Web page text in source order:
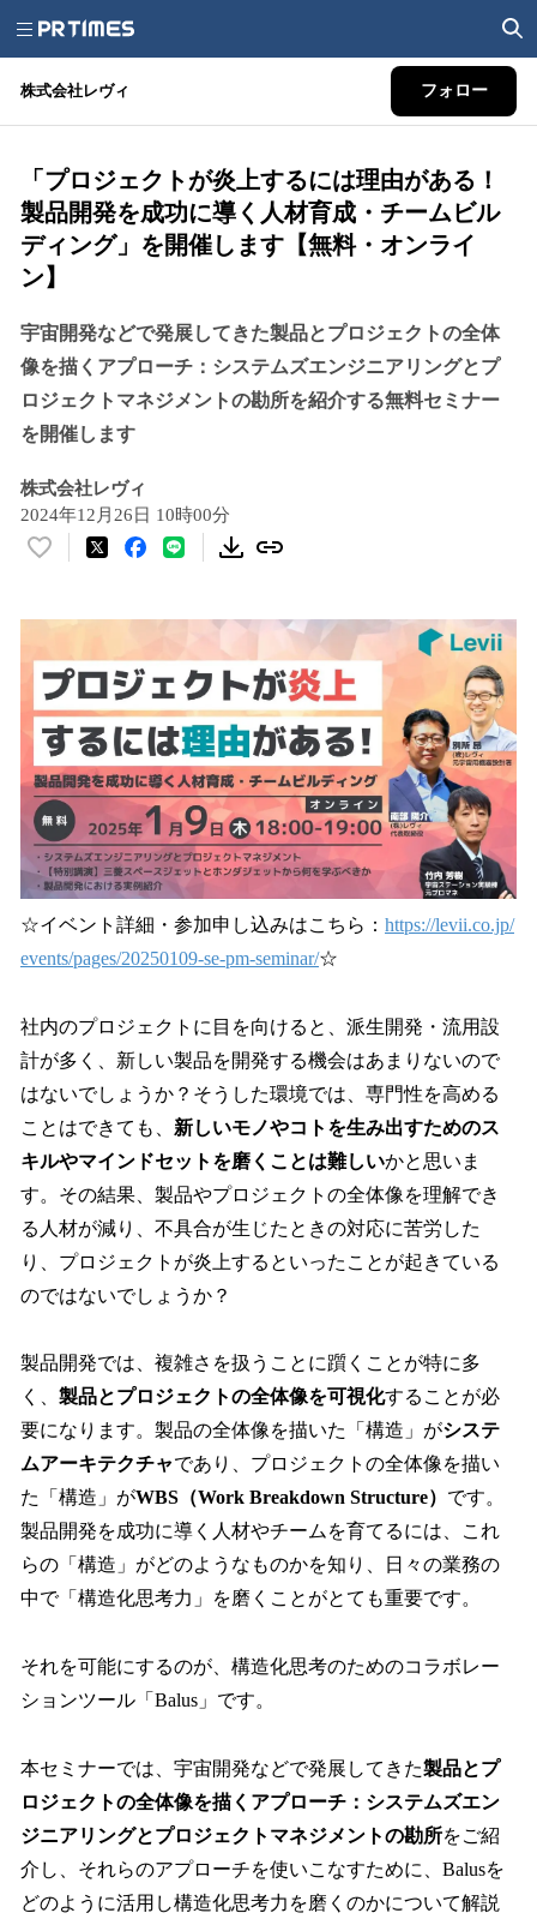
株式会社レヴィ フォロー
「プロジェクトが炎上するには理由がある！
製品開発を成功に導く人材育成・チームビル
ディング」を開催します【無料・オンライ
ン】
宇宙開発などで発展してきた製品とプロジェクトの全体
像を描くアプローチ：システムズエンジニアリングとプ
ロジェクトマネジメントの勘所を紹介する無料セミナー
を開催します
株式会社レヴィ
2024年12月26日 10時00分
い
数
を
読
み
込
み
中
で
す
☆イベント詳細・参加申し込みはこちら： https://levii.co.jp/
events/pages/20250109-se-pm-seminar/☆
社内のプロジェクトに目を向けると、派生開発・流用設
計が多く、新しい製品を開発する機会はあまりないので
はないでしょうか？そうした環境では、専門性を高める
ことはできても、 新しいモノやコトを生み出すためのス
キルやマインドセットを磨くことは難しいかと思いま
す。その結果、製品やプロジェクトの全体像を理解でき
る人材が減り、不具合が生じたときの対応に苦労した
り、プロジェクトが炎上するといったことが起きている
のではないでしょうか？
製品開発では、複雑さを扱うことに躓くことが特に多
く、 製品とプロジェクトの全体像を可視化することが必
要になります。製品の全体像を描いた「構造」がシステ
ムアーキテクチャであり、プロジェクトの全体像を描い
た「構造」がWBS（Work Breakdown Structure） です。
製品開発を成功に導く人材やチームを育てるには、これ
らの「構造」がどのようなものかを知り、日々の業務の
中で「構造化思考力」を磨くことがとても重要です。
それを可能にするのが、構造化思考のためのコラボレー
ションツール「Balus」です。
本セミナーでは、宇宙開発などで発展してきた製品とプ
ロジェクトの全体像を描くアプローチ：システムズエン
ジニアリングとプロジェクトマネジメントの勘所をご紹
介し、それらのアプローチを使いこなすために、Balusを
どのように活用し構造化思考力を磨くのかについて解説